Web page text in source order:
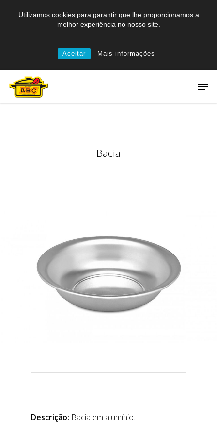
Utilizamos cookies para garantir que lhe proporcionamos a
melhor experiência no nosso site.
Aceitar Mais informações
Bacia
Descrição: Bacia em alumínio.